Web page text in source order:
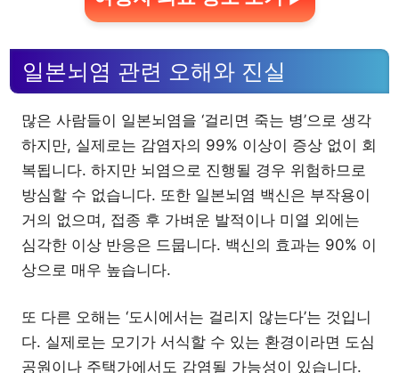
일본뇌염 관련 오해와 진실
많은 사람들이 일본뇌염을 ‘걸리면 죽는 병’으로 생각
하지만, 실제로는 감염자의 99% 이상이 증상 없이 회
복됩니다. 하지만 뇌염으로 진행될 경우 위험하므로
방심할 수 없습니다. 또한 일본뇌염 백신은 부작용이
거의 없으며, 접종 후 가벼운 발적이나 미열 외에는
심각한 이상 반응은 드뭅니다. 백신의 효과는 90% 이
상으로 매우 높습니다.
또 다른 오해는 ‘도시에서는 걸리지 않는다’는 것입니
다. 실제로는 모기가 서식할 수 있는 환경이라면 도심
공원이나 주택가에서도 감염될 가능성이 있습니다.